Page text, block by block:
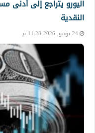
اليورو يتراجع إلى
النقدية
24 يونيو, 2026 11:28 م